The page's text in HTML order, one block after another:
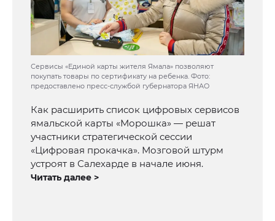
Сервисы «Единой карты жителя Ямала» позволяют
покупать товары по сертификату на ребенка. Фото:
предоставлено пресс-службой губернатора ЯНАО
Как расширить список цифровых сервисов
ямальской карты «Морошка» — решат
участники стратегической сессии
«Цифровая прокачка». Мозговой штурм
устроят в Салехарде в начале июня.
Читать далее >